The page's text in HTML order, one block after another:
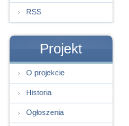
RSS
Projekt
O projekcie
Historia
Ogłoszenia